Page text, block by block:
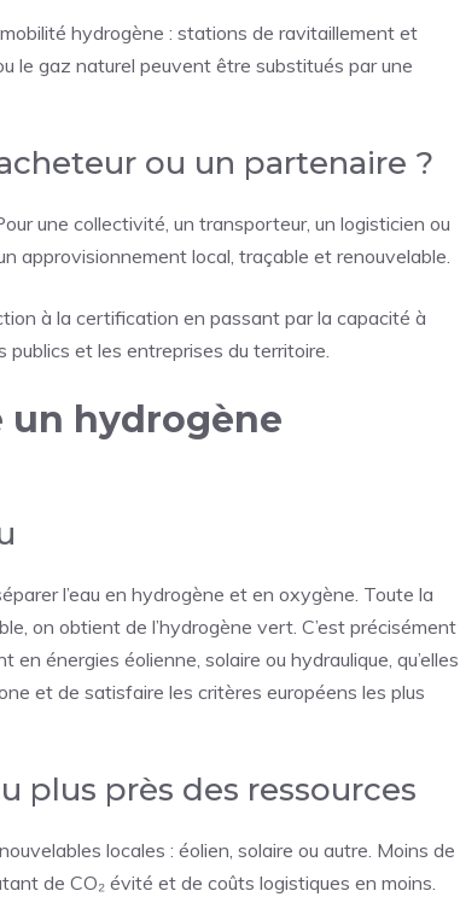
hydrogène : stations de ravitaillement et
le gaz naturel peuvent être substitués par une
ou un partenaire ?
une collectivité, un transporteur, un logisticien ou
approvisionnement local, traçable et renouvelable.
à la certification en passant par la capacité à
publics et les entreprises du territoire.
un hydrogène
l’eau en hydrogène et en oxygène. Toute la
on obtient de l’hydrogène vert. C’est précisément
énergies éolienne, solaire ou hydraulique, qu’elles
et de satisfaire les critères européens les plus
plus près des ressources
locales : éolien, solaire ou autre. Moins de
de CO₂ évité et de coûts logistiques en moins.